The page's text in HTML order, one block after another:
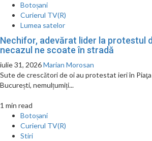
Botoșani
Curierul TV(R)
Lumea satelor
Nechifor, adevărat lider la protestul
necazul ne scoate în stradă
iulie 31, 2026Marian Morosan
Sute de crescători de oi au protestat ieri în
București, nemulțumiți...
1 min read
Botoșani
Curierul TV(R)
Stiri